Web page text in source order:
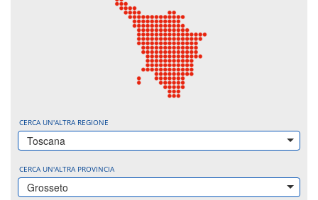
CERCA UN'ALTRA REGIONE
Toscana
CERCA UN'ALTRA PROVINCIA
Grosseto